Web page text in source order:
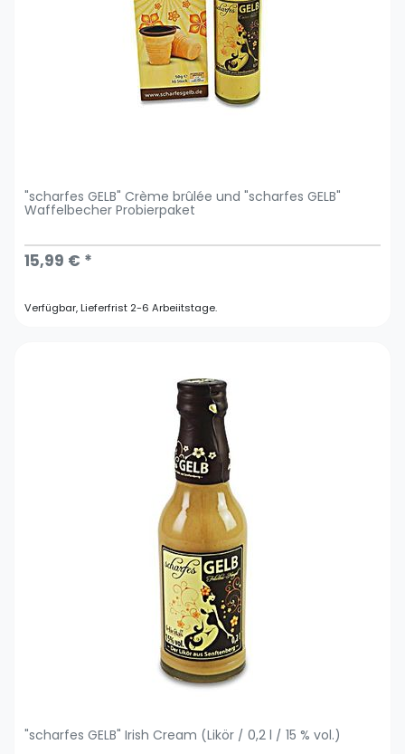
"scharfes GELB" Crème brûlée und "scharfes GELB"
Waffelbecher Probierpaket
15,99 € *
Verfügbar, Lieferfrist 2-6 Arbeiitstage.
"scharfes GELB" Irish Cream (Likör / 0,2 l / 15 % vol.)